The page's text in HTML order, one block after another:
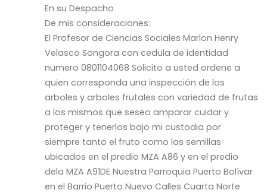
En su Despacho
De mis consideraciones:
El Profesor de Ciencias Sociales Marlon Henry
Velasco Songora con cedula de identidad
numero 0801104068 Solicito a usted ordene a
quien corresponda una inspección de los
arboles y arboles frutales con variedad de frutas
a los mismos que seseo amparar cuidar y
proteger y tenerlos bajo mi custodia por
siempre tanto el fruto como las semillas
ubicados en el predio MZA A86 y en el predio
dela MZA A91DE Nuestra Parroquia Puerto Bolívar
en el Barrio Puerto Nuevo Calles Cuarta Norte